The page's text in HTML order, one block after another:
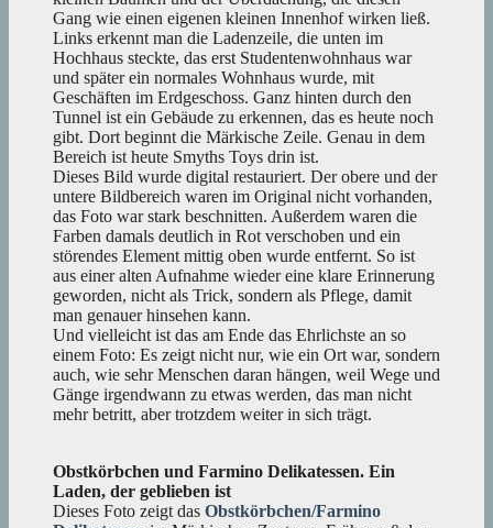
Gang wie einen eigenen kleinen Innenhof wirken ließ.
Links erkennt man die Ladenzeile, die unten im
Hochhaus steckte, das erst Studentenwohnhaus war
und später ein normales Wohnhaus wurde, mit
Geschäften im Erdgeschoss. Ganz hinten durch den
Tunnel ist ein Gebäude zu erkennen, das es heute noch
gibt. Dort beginnt die Märkische Zeile. Genau in dem
Bereich ist heute Smyths Toys drin ist.
Dieses Bild wurde digital restauriert. Der obere und der
untere Bildbereich waren im Original nicht vorhanden,
das Foto war stark beschnitten. Außerdem waren die
Farben damals deutlich in Rot verschoben und ein
störendes Element mittig oben wurde entfernt. So ist
aus einer alten Aufnahme wieder eine klare Erinnerung
geworden, nicht als Trick, sondern als Pflege, damit
man genauer hinsehen kann.
Und vielleicht ist das am Ende das Ehrlichste an so
einem Foto: Es zeigt nicht nur, wie ein Ort war, sondern
auch, wie sehr Menschen daran hängen, weil Wege und
Gänge irgendwann zu etwas werden, das man nicht
mehr betritt, aber trotzdem weiter in sich trägt.
Obstkörbchen und Farmino Delikatessen. Ein
Laden, der geblieben ist
Dieses Foto zeigt das Obstkörbchen/Farmino